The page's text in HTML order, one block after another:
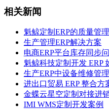
相关新闻
魁鲸定制ERP的质量管
生产管理ERP解决方案
电商ERP平台库存同步
魁鲸科技定制开发 ERP
生产ERP中设备维修管
进出口贸易 ERP 整合方
金蝶云星空定制对接进
IMI WMS定制开发案例